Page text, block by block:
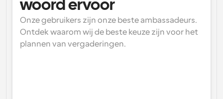
woord ervoor
Onze gebruikers zijn onze beste ambassadeurs.
Ontdek waarom wij de beste keuze zijn voor het
plannen van vergaderingen.